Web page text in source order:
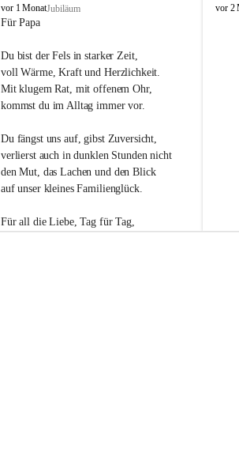
O
s
i
vor 1 MonatJubiläum
Für Papa
Du bist der Fels in starker Zeit,
voll Wärme, Kraft und Herzlichkeit.
Mit klugem Rat, mit offenem Ohr,
kommst du im Alltag immer vor.
Du fängst uns auf, gibst Zuversicht,
verlierst auch in dunklen Stunden nicht
den Mut, das Lachen und den Blick
auf unser kleines Familienglück.
Für all die Liebe, Tag für Tag,
O
vor 2